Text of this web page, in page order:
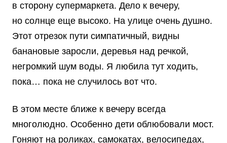
в сторону супермаркета. Дело к вечеру,
но солнце еще высоко. На улице очень душно.
Этот отрезок пути симпатичный, видны
банановые заросли, деревья над речкой,
негромкий шум воды. Я любила тут ходить,
пока… пока не случилось вот что.
В этом месте ближе к вечеру всегда
многолюдно. Особенно дети облюбовали мост.
Гоняют на роликах, самокатах, велосипедах,